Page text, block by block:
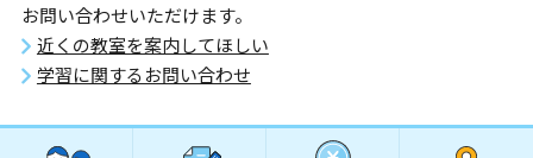
お問い合わせいただけます。
近くの教室を案内してほしい
学習に関するお問い合わせ